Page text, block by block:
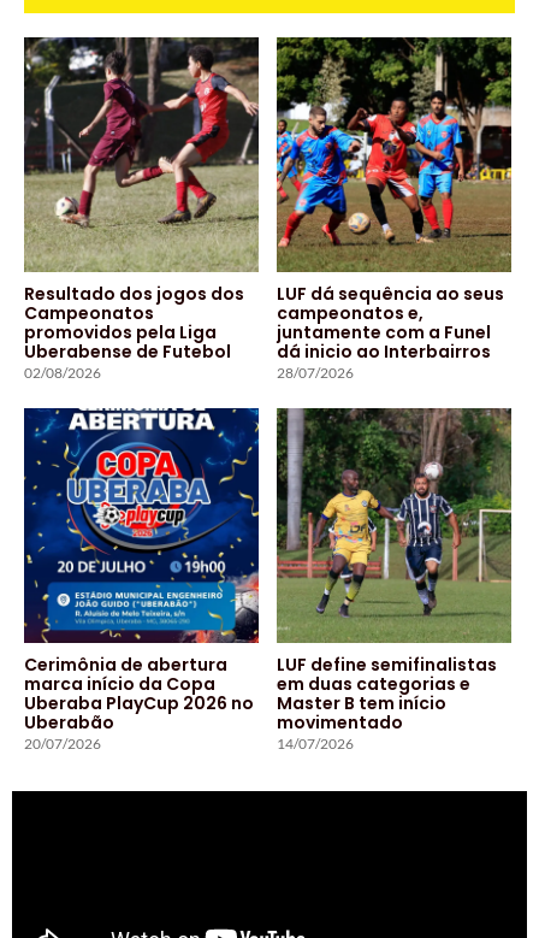
Resultado dos jogos dos
Campeonatos
promovidos pela Liga
Uberabense de Futebol
02/08/2026
LUF dá sequência ao seus
campeonatos e,
juntamente com a Funel
dá inicio ao Interbairros
28/07/2026
Cerimônia de abertura
marca início da Copa
Uberaba PlayCup 2026 no
Uberabão
20/07/2026
LUF define semifinalistas
em duas categorias e
Master B tem início
movimentado
14/07/2026